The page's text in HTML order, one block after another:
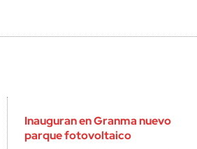
Inauguran en Granma nuevo
parque fotovoltaico